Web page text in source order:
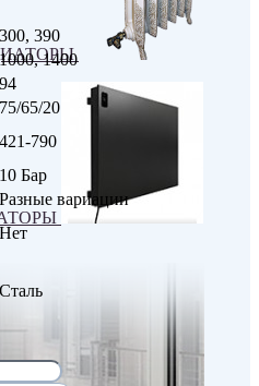
300, 390
1000, 1400
94
75/65/20
421-790
10 Бар
Разные вариации
Нет
Сталь